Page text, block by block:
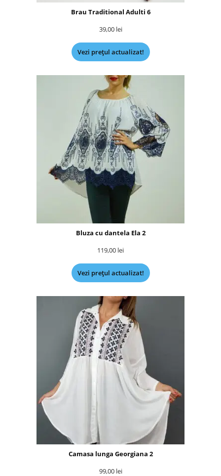
Brau Traditional Adulti 6
39,00 lei
Vezi prețul actualizat!
Bluza cu dantela Ela 2
119,00 lei
Vezi prețul actualizat!
Camasa lunga Georgiana 2
99,00 lei